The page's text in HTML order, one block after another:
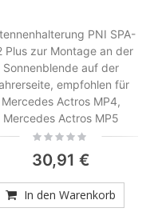
PNI SPA-
Plus zur Montage an der
Sonnenblende auf der
empfohlen für
Mercedes Actros MP4,
Mercedes Actros MP5
Rating:
30,91 €
In den Warenkorb